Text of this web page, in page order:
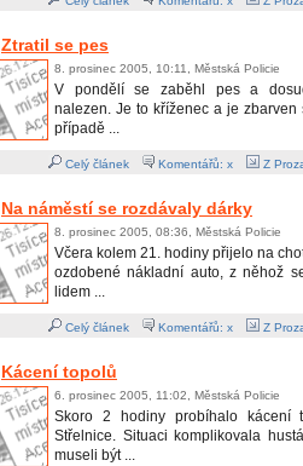
Ztratil se pes
8. prosinec 2005, 10:11, Městská Policie
V pondělí se zaběhl pes a
nalezen. Je to kříženec a je zbarven
případě ...
Celý článek Komentářů: x Z
Na náměstí se rozdávaly dárky
8. prosinec 2005, 08:36, Městská Policie
Včera kolem 21. hodiny přijelo na
ozdobené nákladní auto, z něhož
lidem ...
Celý článek Komentářů: x Z
Kácení topolů
6. prosinec 2005, 11:02, Městská Policie
Skoro 2 hodiny probíhalo
Střelnice. Situaci komplikovala
museli být ...